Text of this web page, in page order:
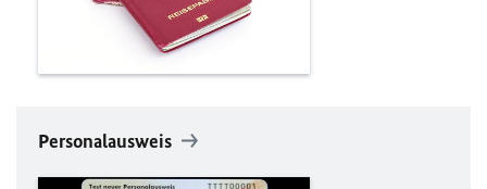
Personalausweis